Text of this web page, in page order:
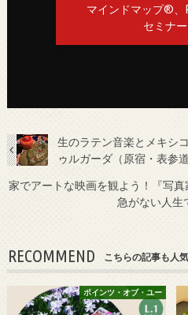
マインドマップ®
セミナ
生のラテン音楽とメキシ
ゥルガーダ（原宿・表参道
家でアートな映画を観よう！『写
急がない人生
RECOMMEND こちらの記事も人気
ポインツ・オブ・ユー